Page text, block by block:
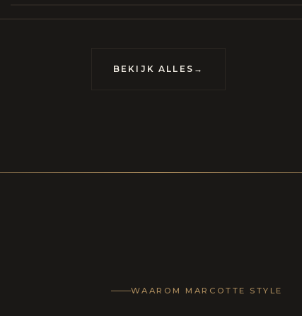
BEKIJK ALLES →
WAAROM MARCOTTE STYLE